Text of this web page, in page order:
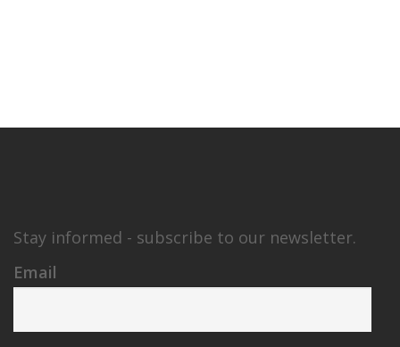
Stay informed - subscribe to our newsletter.
Email